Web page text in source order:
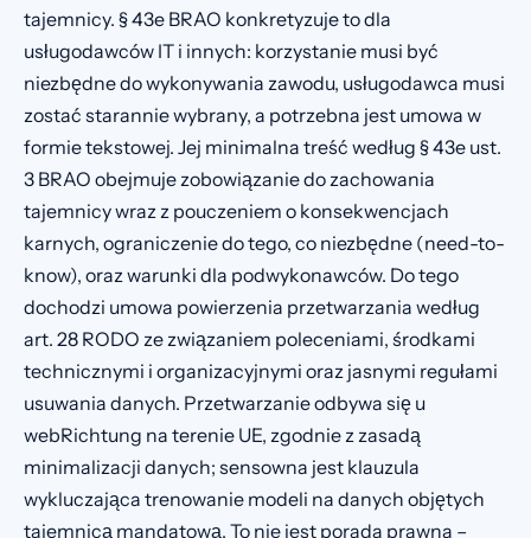
tajemnicy. § 43e BRAO konkretyzuje to dla
usługodawców IT i innych: korzystanie musi być
niezbędne do wykonywania zawodu, usługodawca musi
zostać starannie wybrany, a potrzebna jest umowa w
formie tekstowej. Jej minimalna treść według § 43e ust.
3 BRAO obejmuje zobowiązanie do zachowania
tajemnicy wraz z pouczeniem o konsekwencjach
karnych, ograniczenie do tego, co niezbędne (need-to-
know), oraz warunki dla podwykonawców. Do tego
dochodzi umowa powierzenia przetwarzania według
art. 28 RODO ze związaniem poleceniami, środkami
technicznymi i organizacyjnymi oraz jasnymi regułami
usuwania danych. Przetwarzanie odbywa się u
webRichtung na terenie UE, zgodnie z zasadą
minimalizacji danych; sensowna jest klauzula
wykluczająca trenowanie modeli na danych objętych
tajemnicą mandatową. To nie jest porada prawna –